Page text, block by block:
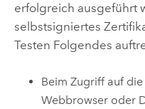
erfolgreich ausgeführt
selbstsigniertes
Testen Folgendes
Beim Zugriff auf
Webbrowser oder